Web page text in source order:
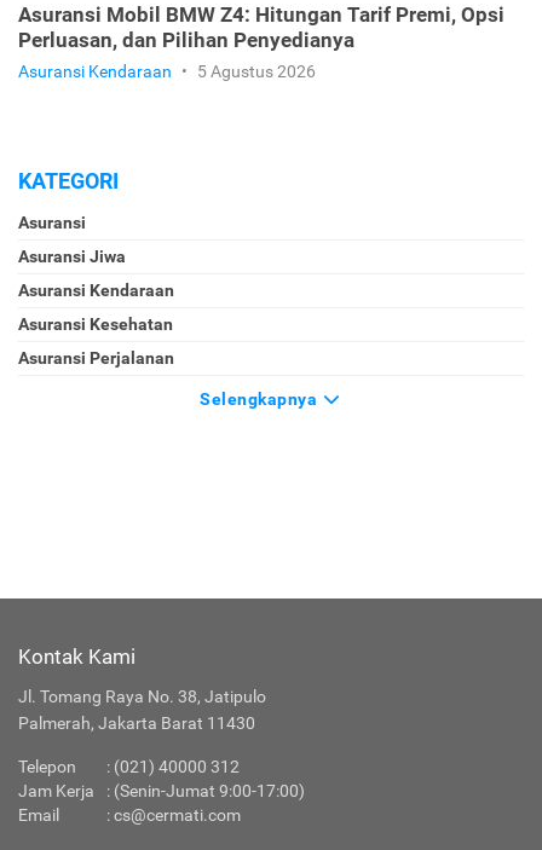
Asuransi Mobil BMW Z4: Hitungan Tarif Premi, Opsi
Perluasan, dan Pilihan Penyedianya
Asuransi Kendaraan • 5 Agustus 2026
KATEGORI
Asuransi
Asuransi Jiwa
Asuransi Kendaraan
Asuransi Kesehatan
Asuransi Perjalanan
Selengkapnya
Kontak Kami
Jl. Tomang Raya No. 38, Jatipulo
Palmerah, Jakarta Barat 11430
Telepon : (021) 40000 312
Jam Kerja
: (Senin-Jumat 9:00-17:00)
Email
:cs@cermati.com